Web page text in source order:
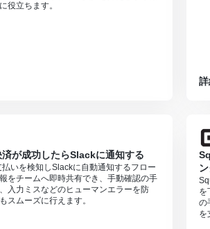
役立ちます。
が成功したらSlackに通知する
いを検知しSlackに自動通知するフロー
をチームへ即時共有でき、手動確認の手
入力ミスなどのヒューマンエラーを防
スムーズに行えます。
を
の
を